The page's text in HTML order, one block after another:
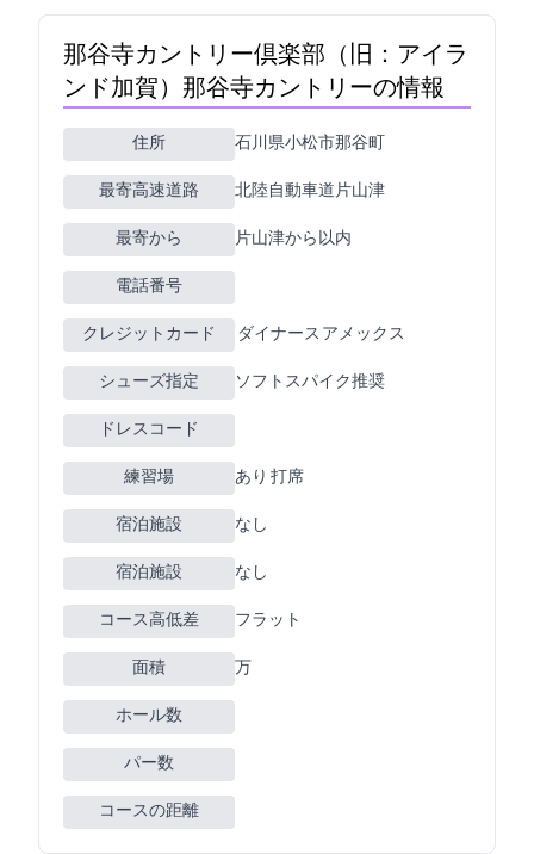
那谷寺カントリー倶楽部（旧：アイラ
ンド加賀）(那谷寺カントリー)の情報
住所 石川県小松市那谷町5-30
最寄高速道路 北陸自動車道片山津
最寄ICから 片山津から15km以内
電話番号
クレジットカード JCB VISA ダイナース アメックス
シューズ指定 ソフトスパイク推奨
ドレスコード
練習場 あり 400Y 20打席
宿泊施設 なし
宿泊施設 なし
コース高低差 フラット
面積 70万m2
ホール数
パー数
コースの距離